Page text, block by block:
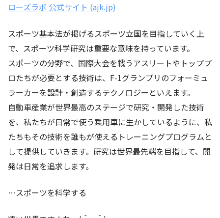
ローズラボ 公式サイト (ajk.jp)
スポーツ基本法が掲げるスポーツ立国を目指していく上
で、スポーツ科学研究は重要な意味を持っています。
スポーツの分野で、国際大会を戦うアスリートやトッププ
ロたちが必要とする技術は、F-1グランプリのフォーミュ
ラーカーを設計・創造するテクノロジーといえます。
自動車産業が世界最高のステージで研究・開発した技術
を、私たちが日常で使う乗用車に生かしているように、私
たちもその技術を誰もが使えるトレーニングプログラムと
して提供していきます。研究は世界最先端を目指して、開
発は日常を追求します。
…スポーツを科学する